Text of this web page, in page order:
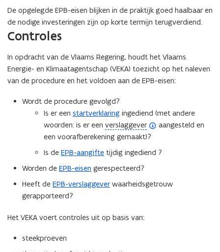
De opgelegde EPB-eisen blijken in de praktijk goed haalbaar en
de nodige investeringen zijn op korte termijn terugverdiend.
Controles
In opdracht van de Vlaams Regering, houdt het Vlaams
Energie- en Klimaatagentschap (VEKA) toezicht op het naleven
van de procedure en het voldoen aan de EPB-eisen:
Wordt de procedure gevolgd?
Is er een startverklaring ingediend (met andere
woorden: is er een verslaggever
(
o
p
n
d
i
aangesteld en
een voorafberekening gemaakt)?
Is de EPB-aangifte tijdig ingediend ?
Worden de EPB-eisen gerespecteerd?
Heeft de EPB-verslaggever waarheidsgetrouw
gerapporteerd?
Het VEKA voert controles uit op basis van:
steekproeven